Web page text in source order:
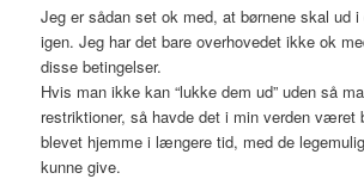
Jeg er sådan set ok med, at børnene skal ud i
igen. Jeg har det bare overhovedet ikke ok
disse betingelser.
Hvis man ikke kan “lukke dem ud” uden så
restriktioner, så havde det i min verden været
blevet hjemme i længere tid, med de
kunne give.